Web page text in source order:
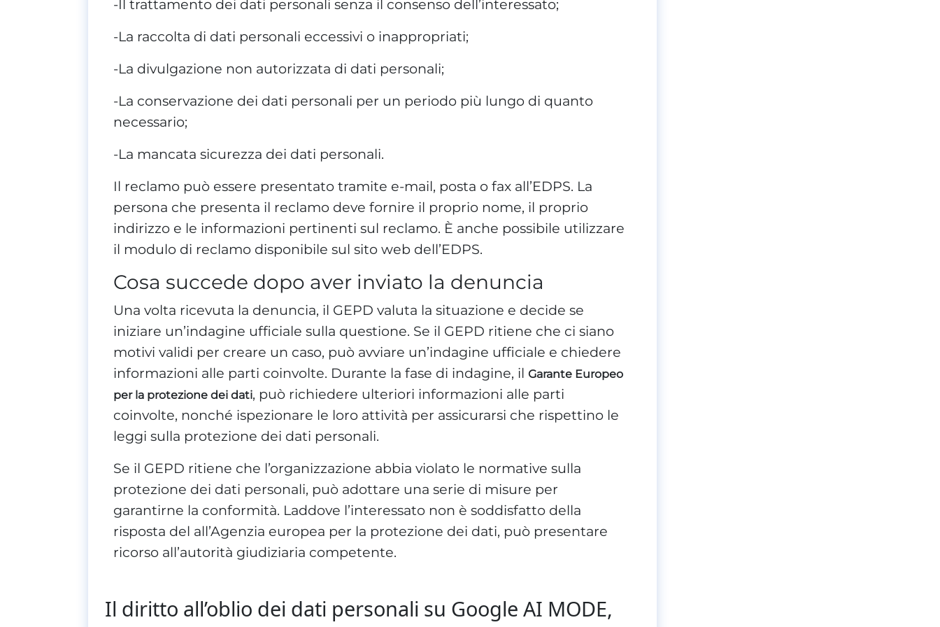
-Il trattamento dei dati personali senza il consenso dell’interessato;
-La raccolta di dati personali eccessivi o inappropriati;
-La divulgazione non autorizzata di dati personali;
-La conservazione dei dati personali per un periodo più lungo di quanto
necessario;
-La mancata sicurezza dei dati personali.
Il reclamo può essere presentato tramite e-mail, posta o fax all’EDPS. La
persona che presenta il reclamo deve fornire il proprio nome, il proprio
indirizzo e le informazioni pertinenti sul reclamo. È anche possibile utilizzare
il modulo di reclamo disponibile sul sito web dell’EDPS.
Cosa succede dopo aver inviato la denuncia
Una volta ricevuta la denuncia, il GEPD valuta la situazione e decide se
iniziare un’indagine ufficiale sulla questione. Se il GEPD ritiene che ci siano
motivi validi per creare un caso, può avviare un’indagine ufficiale e chiedere
informazioni alle parti coinvolte. Durante la fase di indagine, il Garante Europeo
per la protezione dei dati, può richiedere ulteriori informazioni alle parti
coinvolte, nonché ispezionare le loro attività per assicurarsi che rispettino le
leggi sulla protezione dei dati personali.
Se il GEPD ritiene che l’organizzazione abbia violato le normative sulla
protezione dei dati personali, può adottare una serie di misure per
garantirne la conformità. Laddove l’interessato non è soddisfatto della
risposta del all’Agenzia europea per la protezione dei dati, può presentare
ricorso all’autorità giudiziaria competente.
Il diritto all’oblio dei dati personali su Google AI MODE,